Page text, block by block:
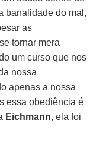
banalidade do mal,
as
tornar mera
um curso que nos
nossa
apenas a nossa
essa obediência é
Eichmann, ela foi